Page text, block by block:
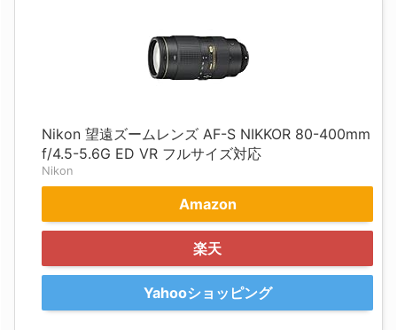
Nikon 望遠ズームレンズ AF-S NIKKOR 80-400mm
f/4.5-5.6G ED VR フルサイズ対応
Nikon
Amazon
楽天
Yahooショッピング